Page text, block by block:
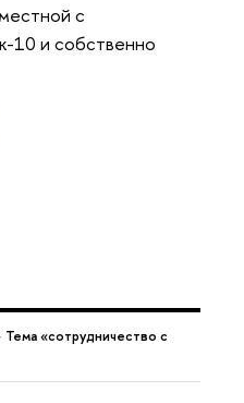
с
10 и собственно
Тема «сотрудничество с